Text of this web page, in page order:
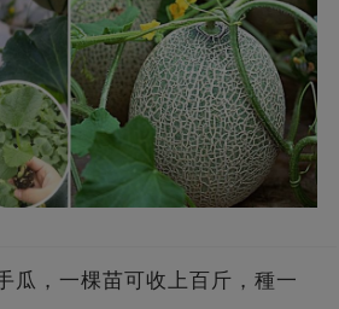
瓜，一棵苗可收上百斤，種一